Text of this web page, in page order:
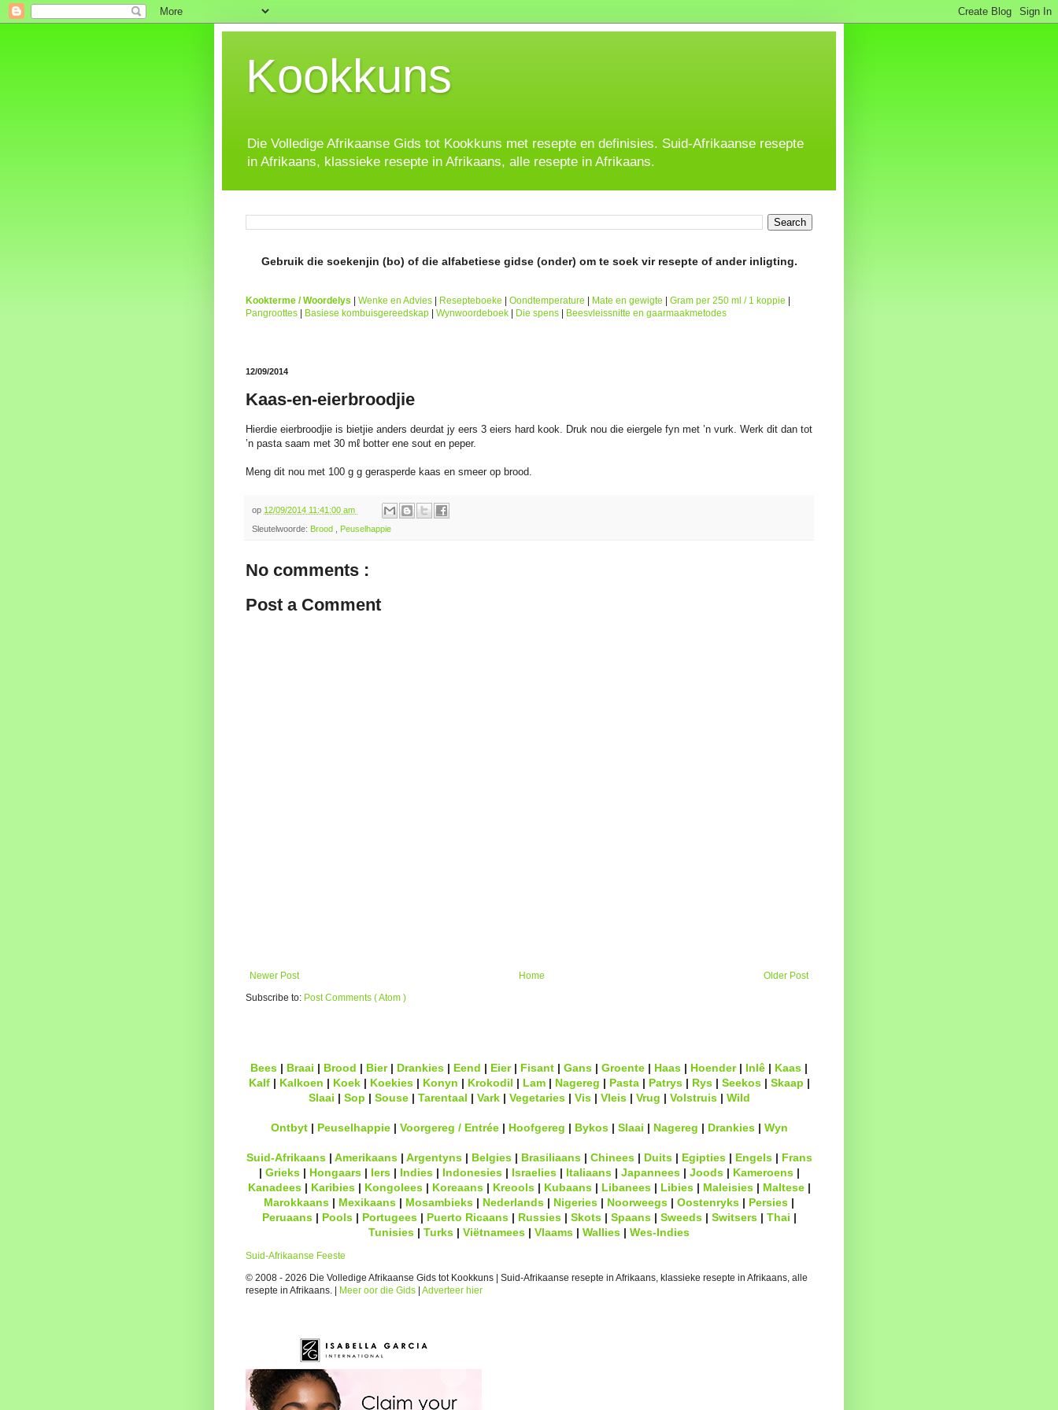
Kookkuns
Die Volledige Afrikaanse Gids tot Kookkuns met resepte en definisies. Suid-Afrikaanse resepte
in Afrikaans, klassieke resepte in Afrikaans, alle resepte in Afrikaans.
Gebruik die soekenjin (bo) of die alfabetiese gidse (onder) om te soek vir resepte of ander inligting.
Kookterme / Woordelys Wenke en Advies Resepteboeke Oondtemperature Mate en gewigte Gram per 250 ml / 1 koppie
Pangroottes
Basiese kombuisgereedskap Wynwoordeboek Die spens Beesvleissnitte en gaarmaakmetodes
12/09/2014
Kaas-en-eierbroodjie
Hierdie eierbroodjie is bietjie anders deurdat jy eers 3 eiers hard kook. Druk nou die eiergele fyn met ’n vurk. Werk dit dan tot
’n pasta saam met 30 mℓ botter ene sout en peper.
Meng dit nou met 100 g g gerasperde kaas en smeer op brood.
op 12/09/2014 11:41:00 am
Sleutelwoorde: Brood , Peuselhappie
No comments :
Post a Comment
Newer Post Older Post
Home
Subscribe to: Post Comments ( Atom )
Bees | Braai | Brood | Bier| Drankies | Eend | Eier| Fisant | Gans | Groente | Haas | Hoender| Inlê | Kaas |
Kalf| Kalkoen | Koek| Koekies| Konyn | Krokodil | Lam| Nagereg | Pasta| Patrys| Rys| Seekos| Skaap |
Slaai | Sop | Souse| Tarentaal | Vark| Vegetaries| Vis| Vleis| Vrug | Volstruis| Wild
Ontbyt| Peuselhappie| Voorgereg / Entrée| Hoofgereg | Bykos| Slaai | Nagereg | Drankies| Wyn
Suid-Afrikaans| Amerikaans| Argentyns| Belgies| Brasiliaans| Chinees| Duits| Egipties| Engels| Frans
| Grieks| Hongaars| Iers| Indies| Indonesies| Israelies| Italiaans| Japannees| Joods| Kameroens|
Kanadees| Karibies| Kongolees| Koreaans| Kreools| Kubaans| Libanees| Libies| Maleisies| Maltese|
Marokkaans | Mexikaans | Mosambieks | Nederlands | Nigeries | Noorweegs | Oostenryks | Persies |
Peruaans| Pools| Portugees| Puerto Ricaans| Russies| Skots| Spaans| Sweeds| Switsers| Thai |
Tunisies | Turks | Viëtnamees | Vlaams | Wallies | Wes-Indies
Suid-Afrikaanse Feeste
© 2008 - 2026 Die Volledige Afrikaanse Gids tot Kookkuns | Suid-Afrikaanse resepte in Afrikaans, klassieke resepte in Afrikaans, alle
resepte in Afrikaans. |
Meer oor die Gids Adverteer hier